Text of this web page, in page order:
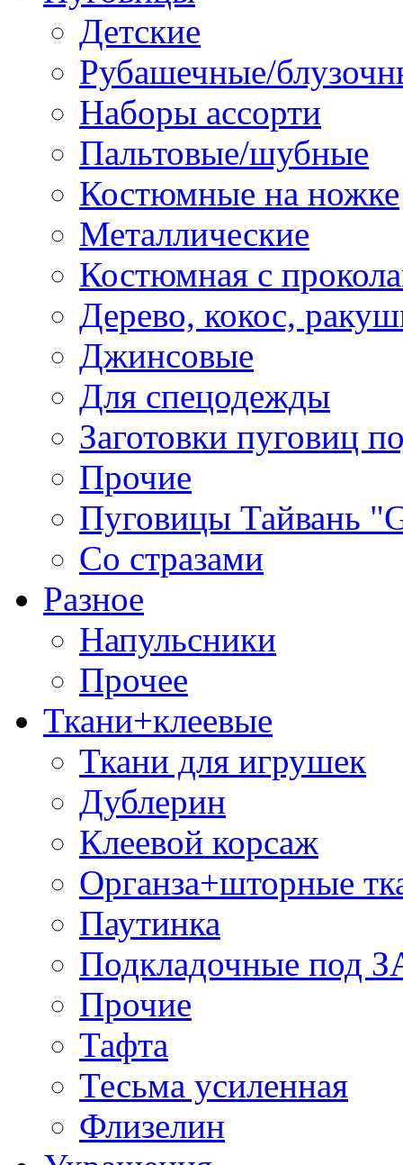
Детские
Рубашечные/
Наборы ассорти
Пальтовые/шубные
Костюмные на ножке
Металлические
Костюмная с
Дерево, кокос,
Джинсовые
Для спецодежды
Заготовки пуговиц
Прочие
Пуговицы Тайвань
Со стразами
Разное
Напульсники
Прочее
Ткани+клеевые
Ткани для игрушек
Дублерин
Клеевой корсаж
Органза+шторные
Паутинка
Подкладочные под
Прочие
Тафта
Тесьма усиленная
Флизелин